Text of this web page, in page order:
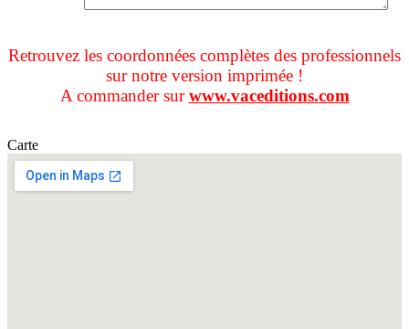
Retrouvez les coordonnées complètes des professionnels
sur notre version imprimée !
A commander surwww.vaceditions.com
Carte